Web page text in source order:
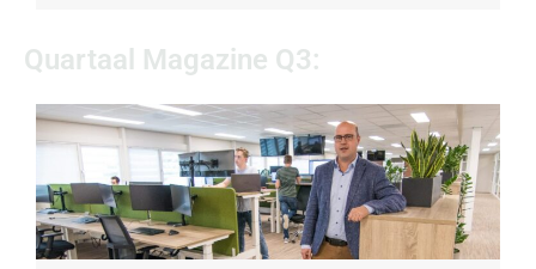
Quartaal Magazine Q3: